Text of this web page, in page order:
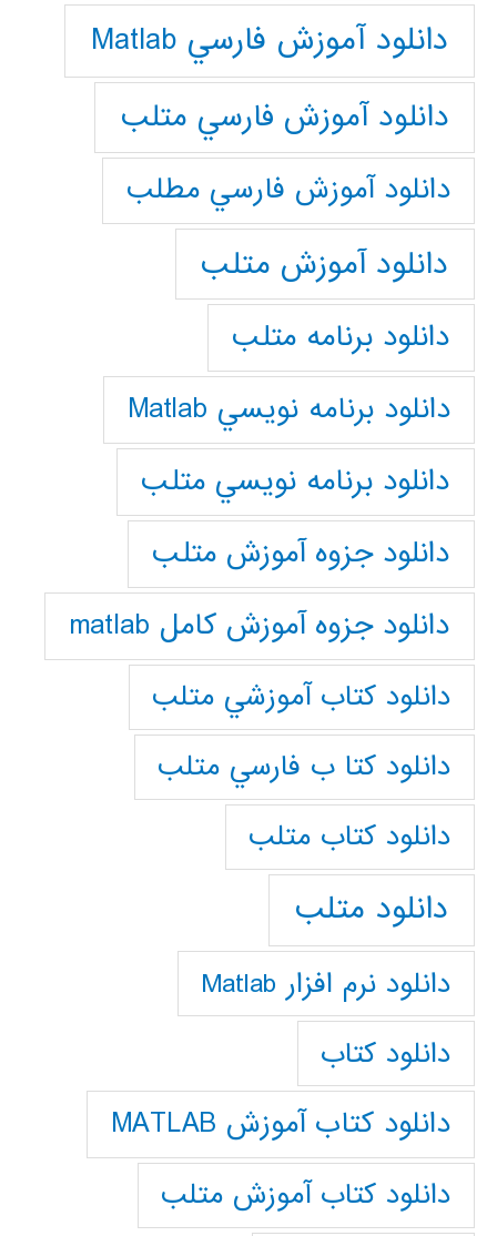
دانلود آموزش فارسي Matlab
دانلود آموزش فارسي متلب
دانلود آموزش فارسي مطلب
دانلود آموزش متلب
دانلود برنامه متلب
دانلود برنامه نويسي Matlab
دانلود برنامه نويسي متلب
دانلود جزوه آموزش متلب
دانلود جزوه آموزش کامل matlab
دانلود كتاب آموزشي متلب
دانلود كتا ب فارسي متلب
دانلود كتاب متلب
دانلود متلب
دانلود نرم افزار Matlab
دانلود کتاب
دانلود کتاب آموزش MATLAB
دانلود کتاب آموزش متلب